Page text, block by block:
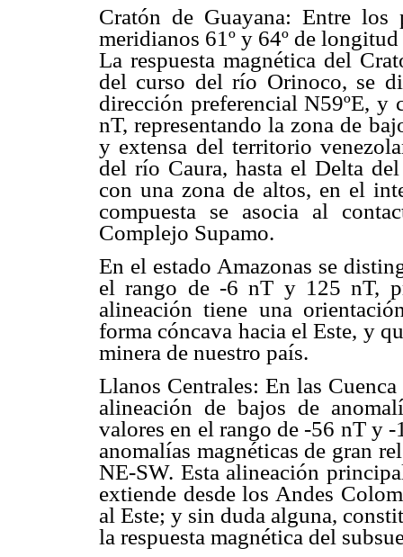
Cratón de Guayana: Entre
meridianos 61º y 64º de
La respuesta magnética del
del curso del río Orinoco, se
dirección preferencial N59ºE,
nT, representando la zona de
y extensa del territorio
del río Caura, hasta el Delta
con una zona de altos, en el
compuesta se asocia al
Complejo Supamo.
En el estado Amazonas se
el rango de -6 nT y 125 nT,
alineación tiene una
forma cóncava hacia el Este, y
minera de nuestro país.
Llanos Centrales: En las
alineación de bajos de
valores en el rango de -56 nT y
anomalías magnéticas de gran
NE-SW. Esta alineación
extiende desde los Andes
al Este; y sin duda alguna,
la respuesta magnética del